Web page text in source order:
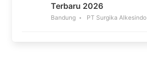
Terbaru 2026
Bandung PT Surgika Alkesindo